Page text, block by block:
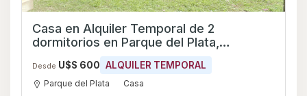
Casa en Alquiler Temporal de 2
dormitorios en Parque del Plata,
Desde U$S 600 ALQUILER TEMPORAL
Parque del Plata Casa